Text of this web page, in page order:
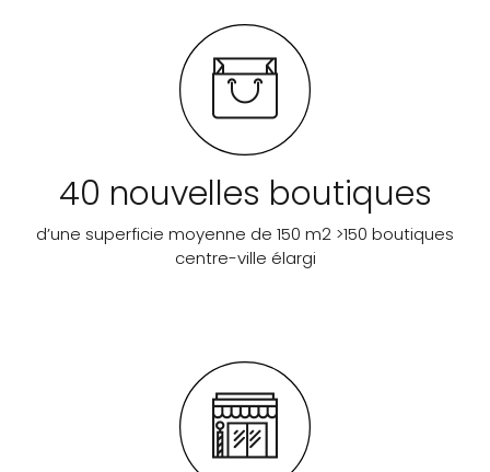
40 nouvelles boutiques
d’une superficie moyenne de 150 m2 >150 boutiques
centre-ville élargi